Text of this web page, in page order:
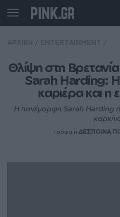
Θλίψη στη
Sarah Harding: Η
καριέρα και η
Η πανέμορφη Sarah Harding
Γράφει η ΔΕΣΠΟΙΝΑ